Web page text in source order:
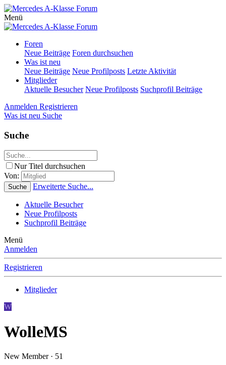
Menü
Foren
Neue Beiträge Foren durchsuchen
Was ist neu
Neue Beiträge Neue Profilposts Letzte Aktivität
Mitglieder
Aktuelle Besucher Neue Profilposts Suchprofil Beiträge
Anmelden Registrieren
Was ist neu Suche
Suche
Nur Titel durchsuchen
Von:
Suche Erweiterte Suche...
Aktuelle Besucher
Neue Profilposts
Suchprofil Beiträge
Menü
Anmelden
Registrieren
Mitglieder
W
WolleMS
New Member · 51